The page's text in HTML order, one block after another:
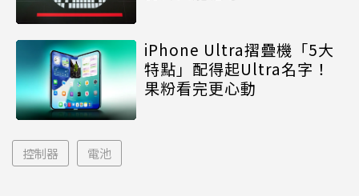
iPhone Ultra摺疊機「5大
特點」配得起Ultra名字！
果粉看完更心動
控制器 電池